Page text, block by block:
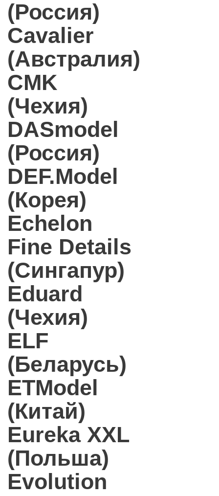
(Россия)
Cavalier
(Австралия)
CMK
(Чехия)
DASmodel
(Россия)
DEF.Model
(Корея)
Echelon
Fine Details
(Сингапур)
Eduard
(Чехия)
ELF
(Беларусь)
ETModel
(Китай)
Eureka XXL
(Польша)
Evolution